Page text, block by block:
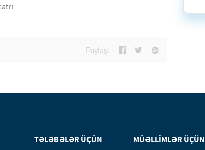
Paylaş:
TƏLƏBƏLƏR ÜÇÜN MÜƏLLİMLƏR ÜÇÜN